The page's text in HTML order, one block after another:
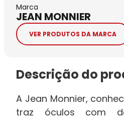
Marca
JEAN MONNIER
VER PRODUTOS DA MARCA
Descrição do
A Jean Monnier,
traz óculos com